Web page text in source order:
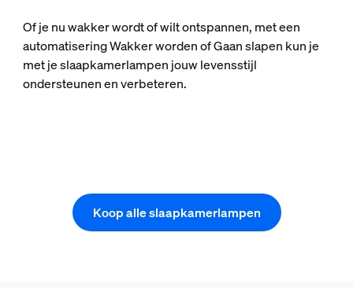
Of je nu wakker wordt of wilt ontspannen, met een
automatisering Wakker worden of Gaan slapen kun je
met je slaapkamerlampen jouw levensstijl
ondersteunen en verbeteren.
Koop alle slaapkamerlampen